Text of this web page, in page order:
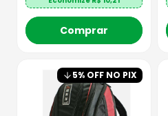
Comprar
5% OFF NO PIX